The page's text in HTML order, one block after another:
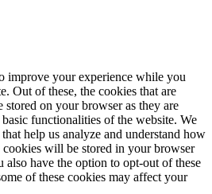
improve your experience while you
Out of these, the cookies that are
stored on your browser as they are
functionalities of the website. We
help us analyze and understand how
cookies will be stored in your browser
have the option to opt-out of these
of these cookies may affect your